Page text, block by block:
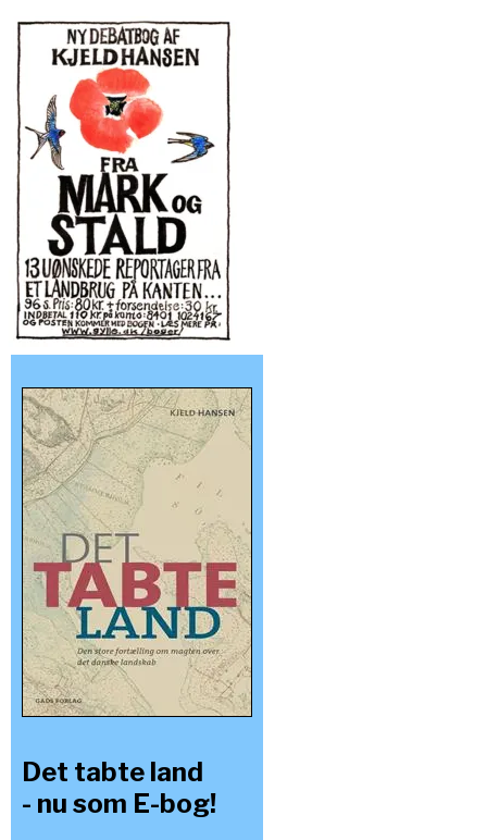
Det tabte land
- nu som E-bog!